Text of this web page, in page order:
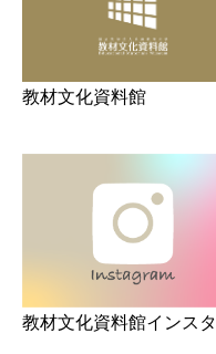
教材文化資料館
教材文化資料館インスタ